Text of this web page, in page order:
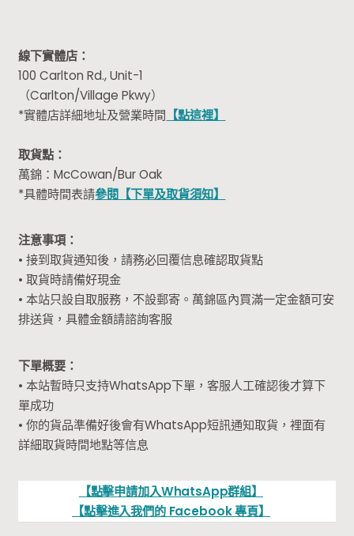
線下實體店：
100 Carlton Rd., Unit-1
（Carlton/Village Pkwy）
*實體店詳細地址及營業時間 【點這裡】
取貨點：
萬錦：McCowan/Bur Oak
*具體時間表請參閱【下單及取貨須知】
注意事項：
• 接到取貨通知後，請務必回覆信息確認取貨點
• 取貨時請備好現金
• 本站只設自取服務，不設郵寄。萬錦區內買滿一定金額可安
排送貨，具體金額請諮詢客服
下單概要：
• 本站暫時只支持WhatsApp下單，客服人工確認後才算下
單成功
• 你的貨品準備好後會有WhatsApp短訊通知取貨，裡面有
詳細取貨時間地點等信息
【點擊申請加入WhatsApp群組】
【點擊進入我們的 Facebook 專頁】